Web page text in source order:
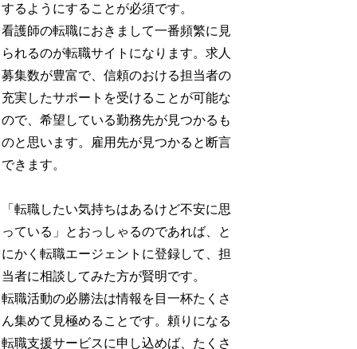
するようにすることが必須です。
看護師の転職におきまして一番頻繁に見
られるのが転職サイトになります。求人
募集数が豊富で、信頼のおける担当者の
充実したサポートを受けることが可能な
ので、希望している勤務先が見つかるも
のと思います。雇用先が見つかると断言
できます。
「転職したい気持ちはあるけど不安に思
っている」とおっしゃるのであれば、と
にかく転職エージェントに登録して、担
当者に相談してみた方が賢明です。
転職活動の必勝法は情報を目一杯たくさ
ん集めて見極めることです。頼りになる
転職支援サービスに申し込めば、たくさ